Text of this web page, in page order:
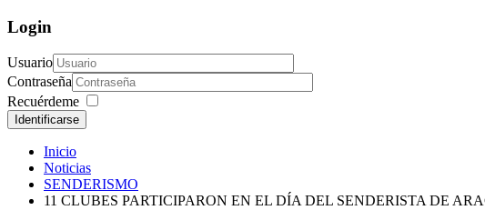
Login
Usuario
Contraseña
Recuérdeme
Identificarse
Inicio
Noticias
SENDERISMO
11 CLUBES PARTICIPARON EN EL DÍA DEL SENDERISTA DE